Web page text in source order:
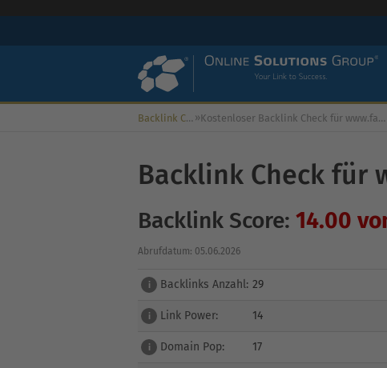
Backlink Check » Kostenloser Backlink Check für www.fastlancer.org
Backlink Check für
Backlink Score: 14.00
Abrufdatum: 05.06.2026
i Backlinks Anzahl: 29
i Link Power: 14
i Domain Pop: 17